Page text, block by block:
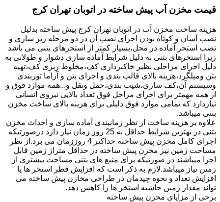
قیمت مخزن آب پیش ساخته در اتوبان تهران کرج
هزینه ساخت مخزن آب در اتوبان تهران کرج پیش ساخته بدلیل
نصب آسان و کوتاه بودن اجرای نصب آن در دو مرحله زیر سازی و
نصب استخر آماده در محل،بسیار کمتر از استخرهای بتنی می باشد
زیرا استخرهای بتنی به دلیل شرایط آماده سازی دشوار و طولانی به
دلیل اجرای مراحلی نظیر خاکبرداری کف،مخلوط ریزی کف،تهیه
بتن ومیلگرد،هزینه بالای قالب بندی و اجرای بتن و آراما توربندی
وسیستم آن،کف سازی،شیب بندی،حمل ونقل و...همه موارد فوق و
از همه مهمتر برای اجرای مراحل فوق تعداد بالایی نیروی انسانی
نیازدارد که تمامی موارد فوق دلیلی برای هزینه بالای ساخت مخزن
بتنی میباشد.
علاوه بر هزینه ساخت از نظر زمانبندی آماده سازی و احداث مخزن
بتنی در بهترین شرایط حداقل به 25 روز زمان نیاز دارد درصورتیکه
اجرای کامل مخزن پیش ساخته حداکثر 4 روززمان می برد.از نظر
مساحت زمین نیز مخزن پیش ساخته در حداقل متراژ زمین قابل
اجرا میباشند در صورتیکه برای منبع های بتنی مساحت بیشتری از
زمین نیاز میباشد.لازم به ذکر است که افزایش قطر استخر ها یا
افزایش تعداد و نحوه چیدمان در طراحی مخازن پیش ساخته می
تواند مقدار زمین حاشیه استخر ها را کاهش دهد.
برخی از مزایای مخزن پیش ساخته